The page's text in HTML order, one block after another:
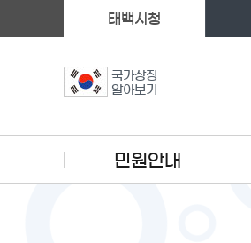
국가상징
알아보기
태백시청
민원안내